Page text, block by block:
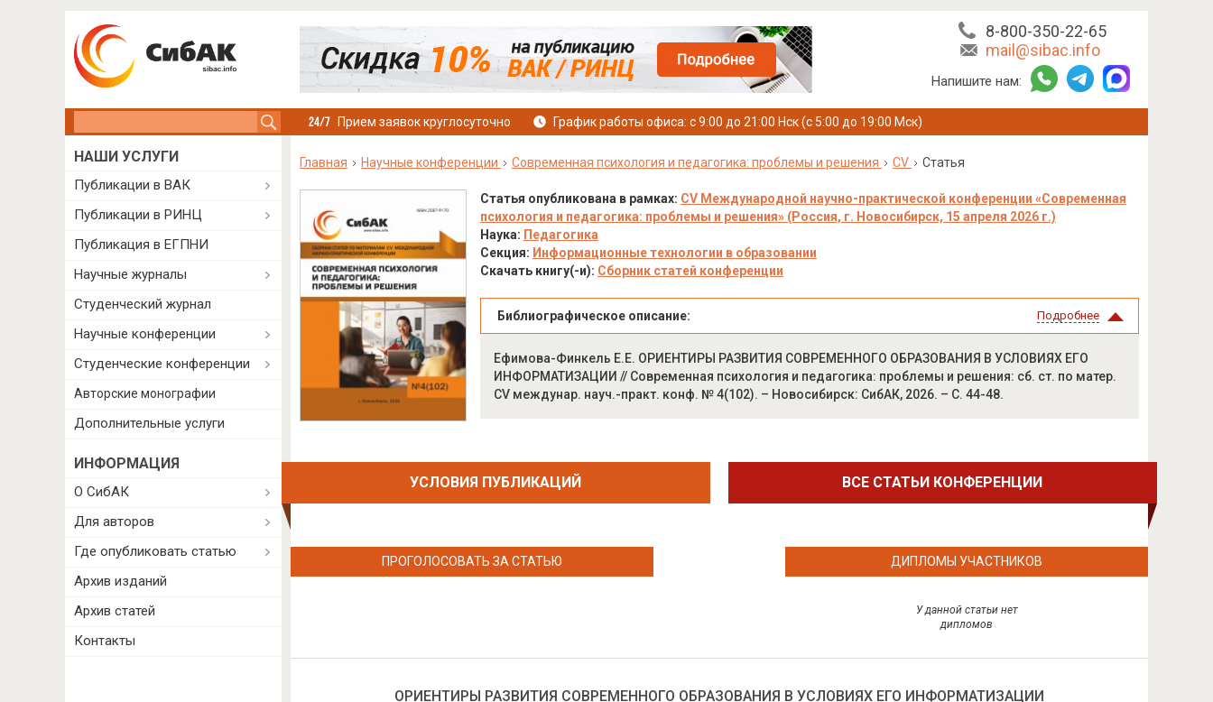
8-800-350-22-65
mail@sibac.info
Напишите нам:
Прием заявок круглосуточно График работы офиса: с 9:00 до 21:00 Нск (с 5:00 до 19:00 Мск)
Главная Научные конференции Современная психология и педагогика: проблемы и решения CV Статья
Статья опубликована в рамках: CV Международной научно-практической конференции «Современная
психология и педагогика: проблемы и решения» (Россия, г. Новосибирск, 15 апреля 2026 г.)
Наука: Педагогика
Секция: Информационные технологии в образовании
Скачать книгу(-и): Сборник статей конференции
Библиографическое описание: Подробнее
Ефимова-Финкель Е.Е. ОРИЕНТИРЫ РАЗВИТИЯ СОВРЕМЕННОГО ОБРАЗОВАНИЯ В УСЛОВИЯХ ЕГО
ИНФОРМАТИЗАЦИИ // Современная психология и педагогика: проблемы и решения: сб. ст. по матер.
CV междунар. науч.-практ. конф. № 4(102). – Новосибирск: СибАК, 2026. – С. 44-48.
УСЛОВИЯ ПУБЛИКАЦИЙ ВСЕ СТАТЬИ КОНФЕРЕНЦИИ
ПРОГОЛОСОВАТЬ ЗА СТАТЬЮ ДИПЛОМЫ УЧАСТНИКОВ
У данной статьи нет
дипломов
ОРИЕНТИРЫ РАЗВИТИЯ СОВРЕМЕННОГО ОБРАЗОВАНИЯ В УСЛОВИЯХ ЕГО ИНФОРМАТИЗАЦИИ
НАШИ УСЛУГИ
Публикации в ВАК
Публикации в РИНЦ
Публикация в ЕГПНИ
Научные журналы
Студенческий журнал
Научные конференции
Студенческие конференции
Авторские монографии
Дополнительные услуги
ИНФОРМАЦИЯ
О СибАК
Для авторов
Где опубликовать статью
Архив изданий
Архив статей
Контакты